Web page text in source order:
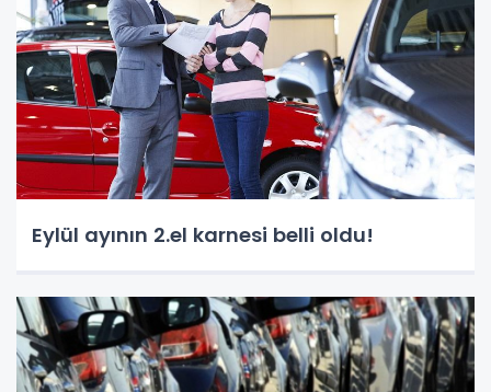
Eylül ayının 2.el karnesi belli oldu!